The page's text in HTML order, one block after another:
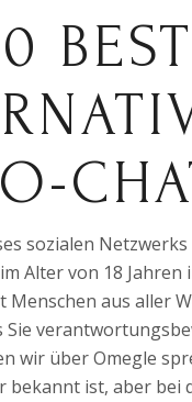
sozialen
Alter von 18
Menschen aus aller
Sie
wir über Omegle
bekannt ist, aber bei